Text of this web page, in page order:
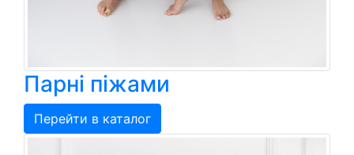
Парні піжами
Перейти в каталог